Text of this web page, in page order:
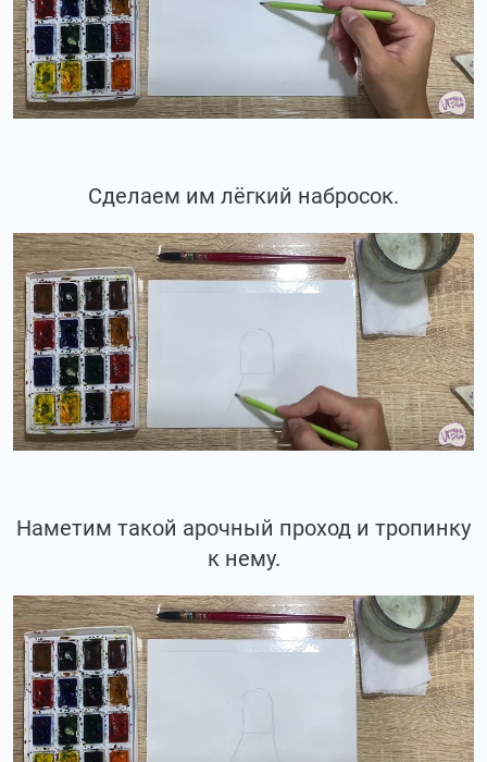
Сделаем им лёгкий набросок.
Наметим такой арочный проход и тропинку
к нему.